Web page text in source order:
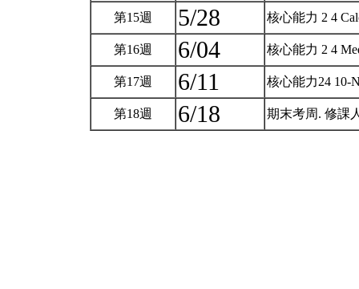
第15週 5/28 核心能力 2 4
第16週 6/04 核心能力 2 4
第17週 6/11 核心能力24 10-
第18週 6/18 期末考周. 修課